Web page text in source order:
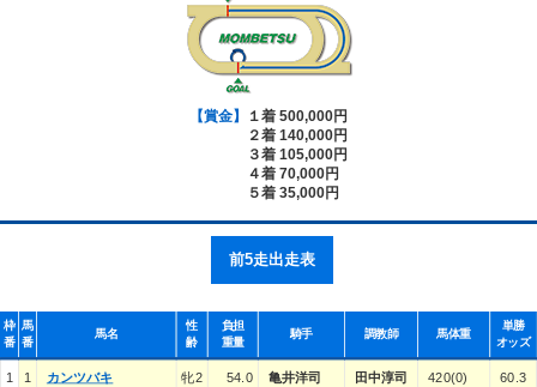
【賞金】
１着 500,000円
２着 140,000円
３着 105,000円
４着 70,000円
５着 35,000円
前5走出走表
枠
番
馬
番
馬名
性
齢
負担
重量
騎手 調教師 馬体重
単勝
オッズ
1 1 カンツバキ 牝2 54.0 亀井洋司 田中淳司 420(0) 60.3